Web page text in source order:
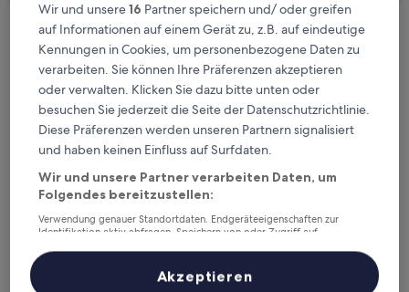
Kostenlose Stornierung bei
Planänderungen
Verdiene Prämien für jede
wahrgenommene Übernachtung
Mehr sparen mit Preisen für Mitglieder
Überprüfe die Preise für diese Daten
Wir und unsere16 Partner speichern und/ oder greifen
auf Informationen auf einem Gerät zu, z.B. auf eindeutige
Kennungen in Cookies, um personenbezogene Daten zu
verarbeiten. Sie können Ihre Präferenzen akzeptieren
oder verwalten. Klicken Sie dazu bitte unten oder
besuchen Sie jederzeit die Seite der Datenschutzrichtlinie.
Diese Präferenzen werden unseren Partnern signalisiert
und haben keinen Einfluss auf Surfdaten.
Wir und unsere Partner verarbeiten Daten, um
Folgendes bereitzustellen:
Verwendung genauer Standortdaten. Endgeräteeigenschaften zur
Identifikation aktiv abfragen. Speichern von oder Zugriff auf
Inhalte, Messung von Werbeleistung und der Performance von Inhalten,
Zielgruppenforschung sowie Entwicklung und Verbesserung von
Akzeptieren